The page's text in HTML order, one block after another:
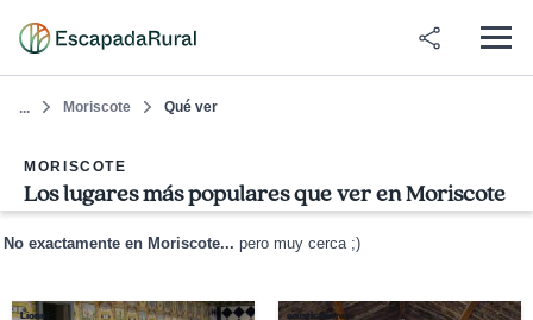
... Moriscote Qué ver
MORISCOTE
Los lugares más populares que ver en Moriscote
No exactamente en Moriscote... pero muy cerca ;)
Lionni acusticalennon